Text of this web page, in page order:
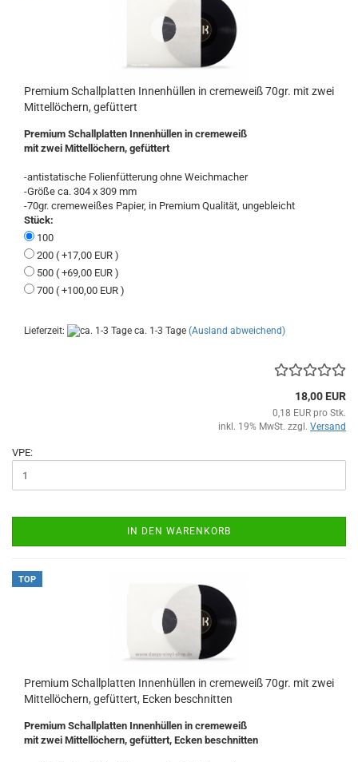
Premium Schallplatten Innenhüllen in cremeweiß 70gr. mit zwei
Mittellöchern, gefüttert
Premium Schallplatten Innenhüllen in cremeweiß
mit zwei Mittellöchern, gefüttert
-antistatische Folienfütterung ohne Weichmacher
-Größe ca. 304 x 309 mm
-70gr. cremeweißes Papier, in Premium Qualität, ungebleicht
Stück:
100
200 ( +17,00 EUR )
500 ( +69,00 EUR )
700 ( +100,00 EUR )
Lieferzeit: ca. 1-3 Tage (Ausland abweichend)
18,00 EUR
0,18 EUR pro Stk.
inkl. 19% MwSt. zzgl. Versand
VPE:
IN DEN WARENKORB
TOP
Premium Schallplatten Innenhüllen in cremeweiß 70gr. mit zwei
Mittellöchern, gefüttert, Ecken beschnitten
Premium Schallplatten Innenhüllen in cremeweiß
mit zwei Mittellöchern, gefüttert, Ecken beschnitten